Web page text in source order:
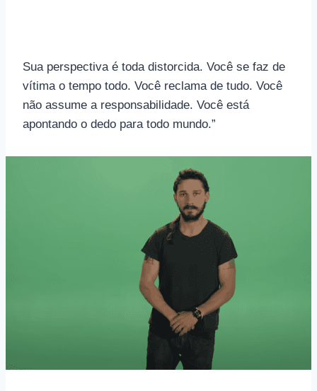
Sua perspectiva é toda distorcida. Você se faz de
vítima o tempo todo. Você reclama de tudo. Você
não assume a responsabilidade. Você está
apontando o dedo para todo mundo.”